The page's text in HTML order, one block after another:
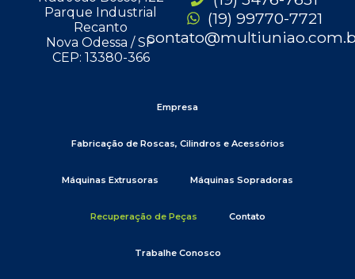
Parque Industrial
Recanto
Nova Odessa / SP
CEP: 13380-366
(19) 99770-7721
Empresa
Fabricação de Roscas, Cilindros e Acessórios
Máquinas Extrusoras Máquinas Sopradoras
Recuperação de Peças Contato
Trabalhe Conosco